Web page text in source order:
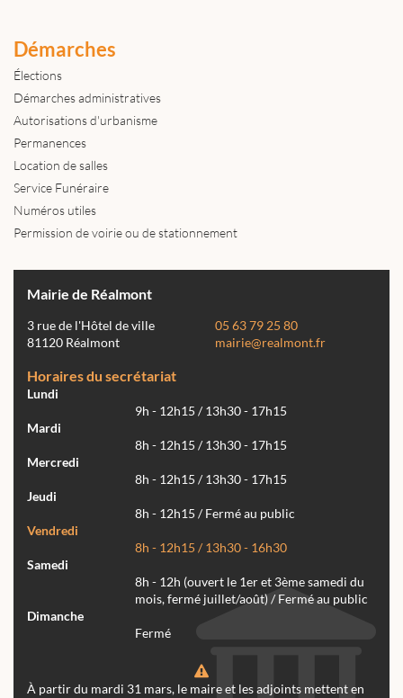
Démarches
Élections
Démarches administratives
Autorisations d'urbanisme
Permanences
Location de salles
Service Funéraire
Numéros utiles
Permission de voirie ou de stationnement
Mairie de Réalmont
3 rue de l'Hôtel de ville
81120 Réalmont
05 63 79 25 80
mairie@realmont.fr
Horaires du secrétariat
Lundi
9h - 12h15 / 13h30 - 17h15
Mardi
8h - 12h15 / 13h30 - 17h15
Mercredi
8h - 12h15 / 13h30 - 17h15
Jeudi
8h - 12h15 / Fermé au public
Vendredi
8h - 12h15 / 13h30 - 16h30
Samedi
8h - 12h (ouvert le 1er et 3ème samedi du
mois, fermé juillet/août) / Fermé au public
Dimanche
Fermé
À partir du mardi 31 mars, le maire et les adjoints mettent en